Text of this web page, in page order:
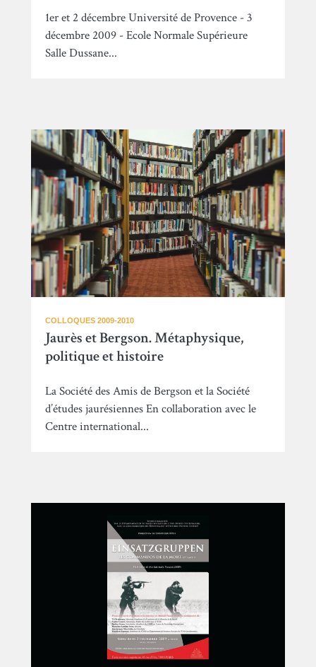
1er et 2 décembre Université de Provence - 3
décembre 2009 - Ecole Normale Supérieure
Salle Dussane...
COLLOQUES 2009-2010
Jaurès et Bergson. Métaphysique,
politique et histoire
La Société des Amis de Bergson et la Société
d’études jaurésiennes En collaboration avec le
Centre international...